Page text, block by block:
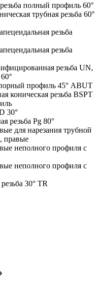
полный профиль 60°
трубная резьба 60°
резьба
резьба
резьба UN,
профиль 45° ABUT
коническая резьба BSPT
30°
резьба Pg 80°
для нарезания трубной
правые
неполного профиля с
неполного профиля с
30° TR